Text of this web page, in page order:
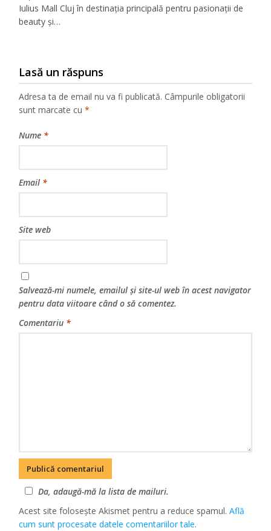
Iulius Mall Cluj în destinația principală pentru pasionații de
beauty și…
Lasă un răspuns
Adresa ta de email nu va fi publicată. Câmpurile obligatorii
sunt marcate cu*
Nume *
Email *
Site web
Salvează-mi numele, emailul și site-ul web în acest navigator
pentru data viitoare când o să comentez.
Comentariu *
Da, adaugă-mă la lista de mailuri.
Acest site folosește Akismet pentru a reduce spamul.Află
cum sunt procesate datele comentariilor tale.